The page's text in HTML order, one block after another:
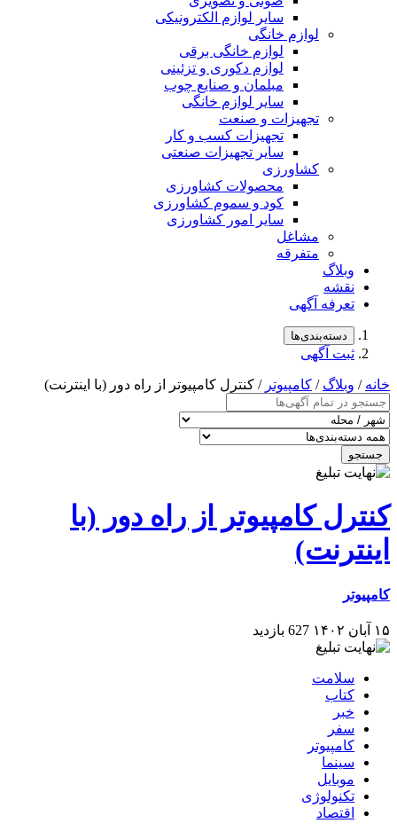
سایر لوازم الکترونیکی
لوازم خانگی
لوازم خانگی برقی
لوازم دکوری و تزئینی
مبلمان و صنایع چوب
سایر لوازم خانگی
تجهیزات و صنعت
تجهیزات کسب و کار
سایر تجهیزات صنعتی
کشاورزی
محصولات کشاورزی
کود و سموم کشاورزی
سایر امور کشاورزی
مشاغل
متفرقه
آگهی
آگهی
/ کامپیوتر/ کنترل کامپیوتر از راه دور (با اینترنت)
کامپیوتر از راه دور (با
627 بازدید